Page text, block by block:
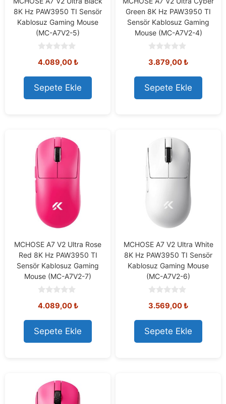
8K Hz PAW3950 TI Sensör
Kablosuz Gaming Mouse
(MC-A7V2-5)
o
t
o
f
5
4.089,00₺
Sepete Ekle
Green 8K Hz PAW3950 TI
Sensör Kablosuz Gaming
Mouse (MC-A7V2-4)
o
t
o
f
5
3.879,00₺
Sepete Ekle
MCHOSE A7 V2 Ultra Rose
Red 8K Hz PAW3950 TI
Sensör Kablosuz Gaming
Mouse (MC-A7V2-7)
o
t
o
f
5
4.089,00₺
Sepete Ekle
MCHOSE A7 V2 Ultra White
8K Hz PAW3950 TI Sensör
Kablosuz Gaming Mouse
(MC-A7V2-6)
o
t
o
f
5
3.569,00₺
Sepete Ekle